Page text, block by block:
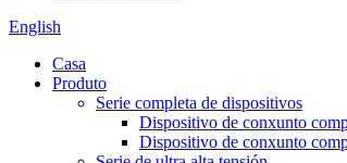
English
Casa
Produto
Serie completa de dispositivos
Dispositivo de conxunto
Dispositivo de conxunto